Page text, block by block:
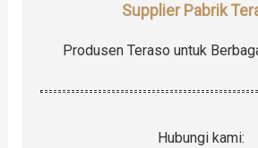
Supplier Pabrik
Produsen Teraso untuk
Hubungi kami: